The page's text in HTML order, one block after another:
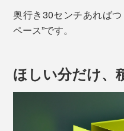
奥行き30センチあれば
ペース”です。
ほしい分だけ、